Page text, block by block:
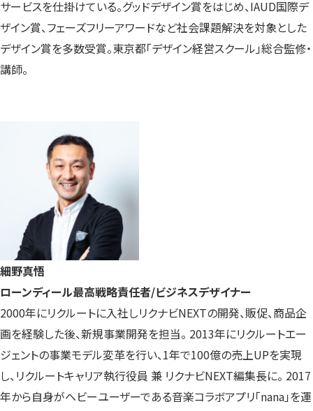
サービスを仕掛けている。グッドデザイン賞をはじめ、IAUD国際デ
ザイン賞、フェーズフリーアワードなど社会課題解決を対象とした
デザイン賞を多数受賞。東京都「デザイン経営スクール」総合監修・
講師。
細野真悟
ローンディール最高戦略責任者/ビジネスデザイナー
2000年にリクルートに入社しリクナビNEXTの開発、販促、商品企
画を経験した後、新規事業開発を担当。 2013年にリクルートエー
ジェントの事業モデル変革を行い、1年で100億の売上UPを実現
し、リクルートキャリア執行役員 兼 リクナビNEXT編集長に。 2017
年から自身がヘビーユーザーである音楽コラボアプリ「nana」を運